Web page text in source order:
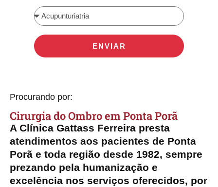
Procurando por:
Cirurgia do Ombro​​ em Ponta Porã
A Clínica Gattass Ferreira presta
atendimentos aos pacientes de Ponta
Porã e toda região desde 1982, sempre
prezando pela humanização e
excelência nos serviços oferecidos, por
ENVIAR